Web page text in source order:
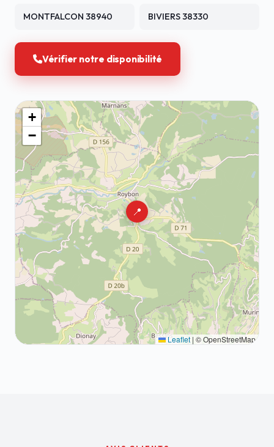
MONTFALCON 38940 BIVIERS 38330
Vérifier notre disponibilité
📍
+
−
Leaflet | © OpenStreetMap